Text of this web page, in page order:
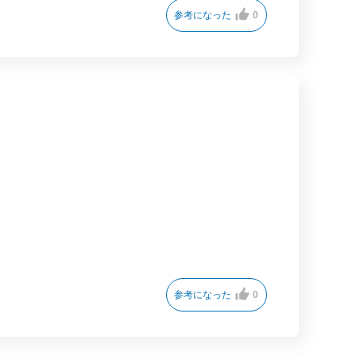
参考になった 0
参考になった 0